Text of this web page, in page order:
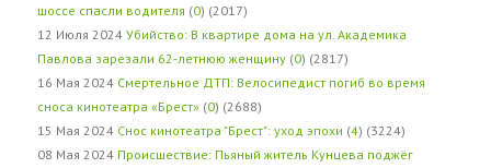
шоссе спасли водителя (0) (2017)
12 Июля 2024 Убийство: В квартире дома на ул. Академика
Павлова зарезали 62-летнюю женщину (0) (2817)
16 Мая 2024 Смертельное ДТП: Велосипедист погиб во время
сноса кинотеатра «Брест» (0) (2688)
15 Мая 2024 Снос кинотеатра "Брест": уход эпохи (4) (3224)
08 Мая 2024 Происшествие: Пьяный житель Кунцева поджёг